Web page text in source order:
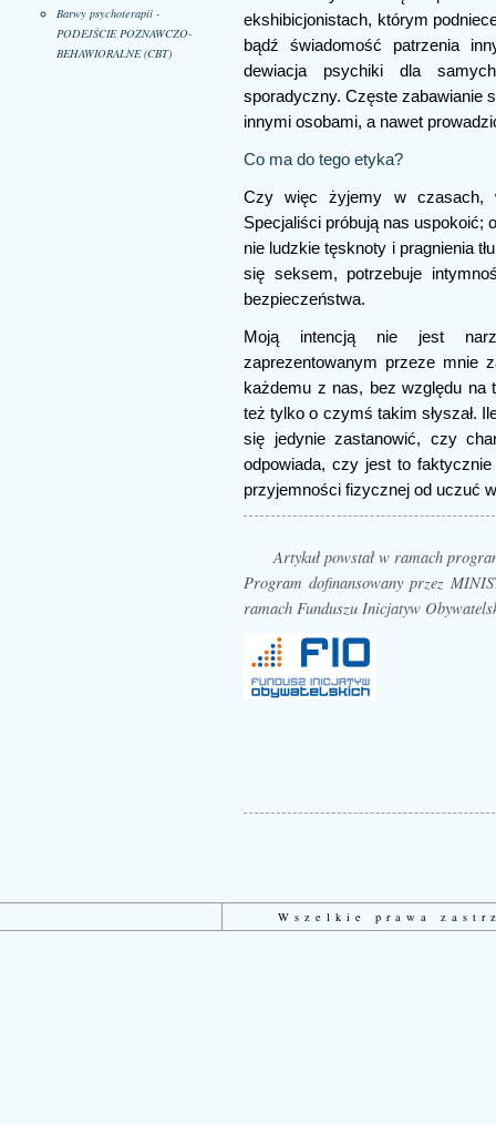
Barwy psychoterapii -
PODEJŚCIE POZNAWCZO-
BEHAWIORALNE (CBT)
ekshibicjonistach, którym
bądź świadomość patrzenia
dewiacja psychiki dla
sporadyczny. Częste zabawianie
innymi osobami, a nawet
Co ma do tego etyka?
Czy więc żyjemy w czasach,
Specjaliści próbują nas uspokoić;
nie ludzkie tęsknoty i pragnienia
się seksem, potrzebuje
bezpieczeństwa.
Moją intencją nie jest
zaprezentowanym przeze mnie
każdemu z nas, bez względu na
też tylko o czymś takim słyszał.
się jedynie zastanowić, czy
odpowiada, czy jest to
przyjemności fizycznej od uczuć
Artykuł powstał w ramach
Program dofinansowany przez
ramach Funduszu Inicjatyw
Wszelkie prawa